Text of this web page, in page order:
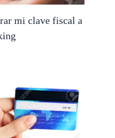
mi clave fiscal a